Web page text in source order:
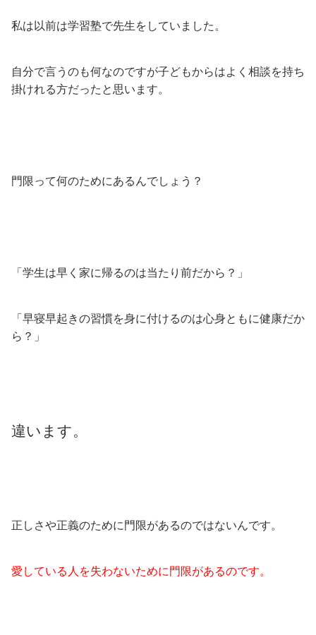
私は以前は学習塾で先生をしていました。
自分で言うのも何なのですが子どもからはよく相談を持ち
掛けれる方だったと思います。
門限って何のためにあるんでしょう？
「学生は早く家に帰るのは当たり前だから？」
「早寝早起きの習慣を身に付けるのは心身ともに健康だか
ら？」
違います。
正しさや正義のために門限があるのではないんです。
愛している人を失わないために門限があるのです。